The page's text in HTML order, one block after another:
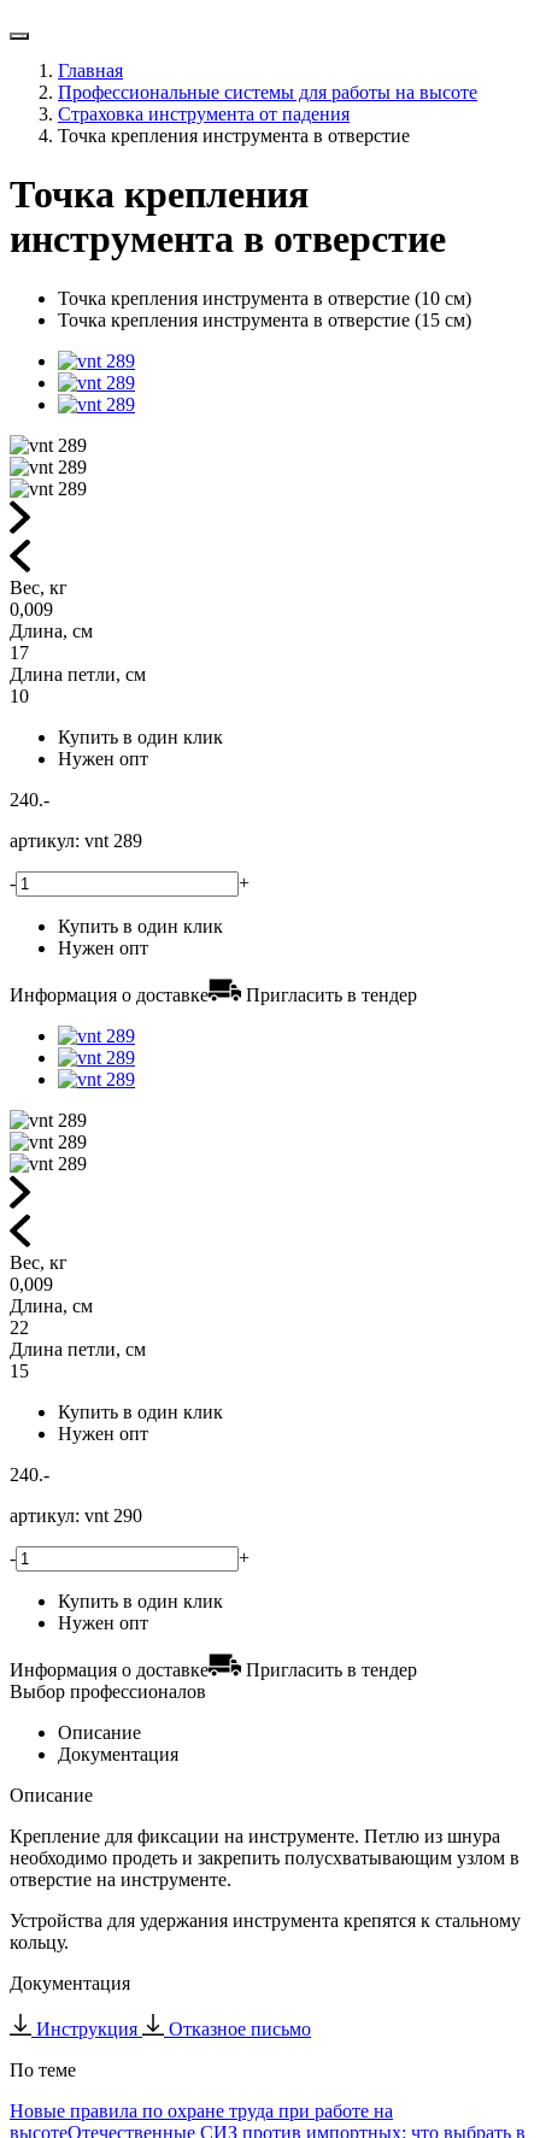
Главная
Профессиональные системы для работы на высоте
Страховка инструмента от падения
Точка крепления инструмента в отверстие
Точка крепления
инструмента в отверстие
Точка крепления инструмента в отверстие (10 см)
Точка крепления инструмента в отверстие (15 см)
Вес, кг
0,009
Длина, см
17
Длина петли, см
10
Купить в один клик
Нужен опт
240.-
артикул: vnt 289
- +
Купить в один клик
Нужен опт
Информация о доставке Пригласить в тендер
Вес, кг
0,009
Длина, см
22
Длина петли, см
15
Купить в один клик
Нужен опт
240.-
артикул: vnt 290
- +
Купить в один клик
Нужен опт
Информация о доставке
Пригласить в тендер
Выбор профессионалов
Описание
Документация
Описание
Крепление для фиксации на инструменте. Петлю из шнура
необходимо продеть и закрепить полусхватывающим узлом в
отверстие на инструменте.
Устройства для удержания инструмента крепятся к стальному
кольцу.
Документация
Инструкция
Отказное письмо
По теме
Новые правила по охране труда при работе на
высотеОтечественные СИЗ против импортных: что выбрать в